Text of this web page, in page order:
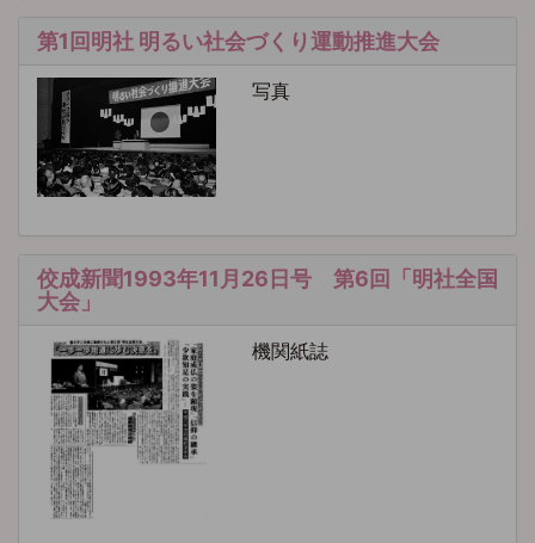
第1回明社 明るい社会づくり運動推進大会
写真
佼成新聞1993年11月26日号 第6回「明社全国
大会」
機関紙誌